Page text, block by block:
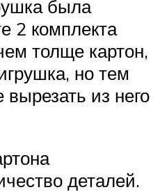
была
2 комплекта
толще картон,
но тем
из него
деталей.